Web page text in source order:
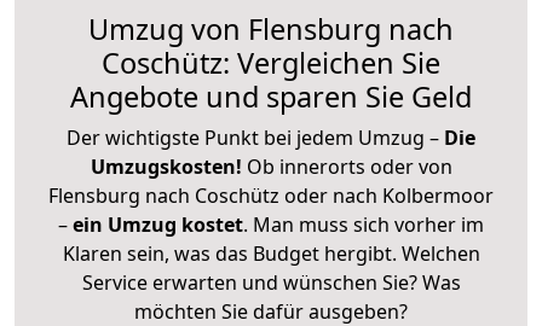
Umzug von Flensburg nach
Coschütz: Vergleichen Sie
Angebote und sparen Sie Geld
Der wichtigste Punkt bei jedem Umzug – Die
Umzugskosten! Ob innerorts oder von
Flensburg nach Coschütz oder nach Kolbermoor
–ein Umzug kostet. Man muss sich vorher im
Klaren sein, was das Budget hergibt. Welchen
Service erwarten und wünschen Sie? Was
möchten Sie dafür ausgeben?